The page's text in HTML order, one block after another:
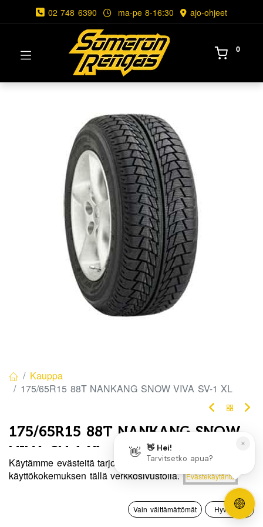
Hinta:
Lisää ostoskoriin
0
Toivelista Tili
02 748 6390 ma-pe 8-16:30 ajo-ohjeet
0
Kauppa
175/65R15 88T NANKANG SNOW VIVA SV-1 XL
175/65R15 88T NANKANG SNOW
VIVA SV-1 XL
EAN:4712487541544 Tuotekoodi:271210
Käytämme evästeitä tarjotaksemme sinulle paremman
käyttökokemuksen tällä verkkosivustolla.
Evästekäytäntö
Vain välttämättömät Hyväksyn